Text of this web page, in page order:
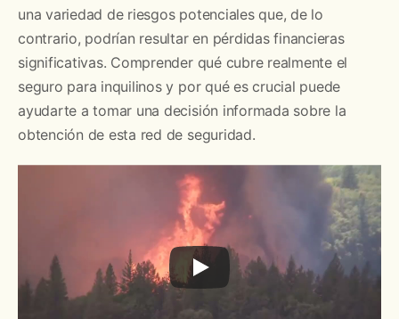
una variedad de riesgos potenciales que, de lo
contrario, podrían resultar en pérdidas financieras
significativas. Comprender qué cubre realmente el
seguro para inquilinos y por qué es crucial puede
ayudarte a tomar una decisión informada sobre la
obtención de esta red de seguridad.